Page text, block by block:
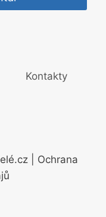
Kontakty
| Ochrana